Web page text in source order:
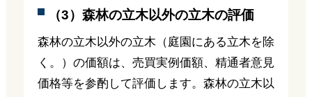
（3）森林の立木以外の立木の評価
森林の立木以外の立木（庭園にある立木を除
く。）の価額は、売買実例価額、精通者意見
価格等を参酌して評価します。森林の立木以